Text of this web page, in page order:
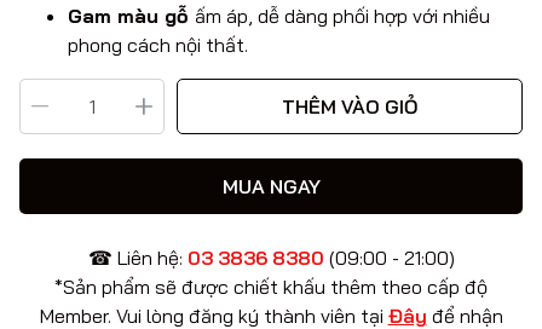
Gam màu gỗ ấm áp, dễ dàng phối hợp với nhiều
phong cách nội thất.
THÊM VÀO GIỎ
MUA NGAY
☎ Liên hệ: 03 3836 8380 (09:00 - 21:00)
*Sản phẩm sẽ được chiết khấu thêm theo cấp độ
Member. Vui lòng đăng ký thành viên tại Đây để nhận